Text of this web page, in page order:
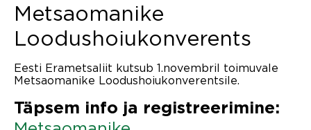
Metsaomanike
Loodushoiukonverents
Eesti Erametsaliit kutsub 1.novembril toimuvale
Metsaomanike Loodushoiukonverentsile.
Täpsem info ja registreerimine: